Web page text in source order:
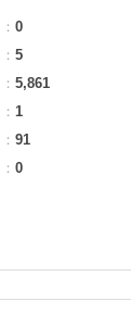
： 0
： 5
： 5,861
： 1
： 91
： 0